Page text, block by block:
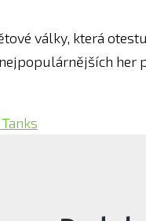
války, která
her